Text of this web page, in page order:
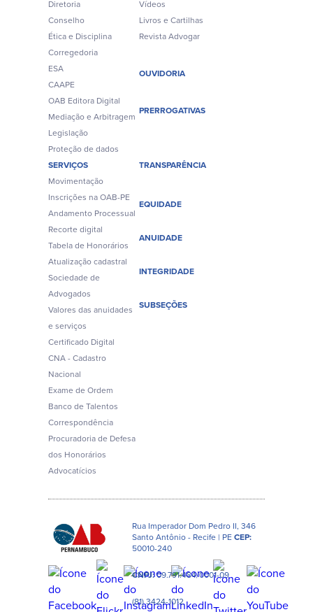
Diretoria
Conselho
Ética e Disciplina
Corregedoria
ESA
CAAPE
OAB Editora Digital
Mediação e Arbitragem
Legislação
Proteção de dados
Vídeos
Livros e Cartilhas
Revista Advogar
OUVIDORIA
PRERROGATIVAS
SERVIÇOS
Movimentação
Inscrições na OAB-PE
Andamento Processual
Recorte digital
Tabela de Honorários
Atualização cadastral
Sociedade de
Advogados
Valores das anuidades
e serviços
Certificado Digital
CNA - Cadastro
Nacional
Exame de Ordem
Banco de Talentos
Correspondência
Procuradoria de Defesa
dos Honorários
Advocatícios
TRANSPARÊNCIA
EQUIDADE
ANUIDADE
INTEGRIDADE
SUBSEÇÕES
Rua Imperador Dom Pedro II, 346
Santo Antônio - Recife | PECEP:
50010-240
CNPJ:09.791.484/0001-09
(81) 3424-1012